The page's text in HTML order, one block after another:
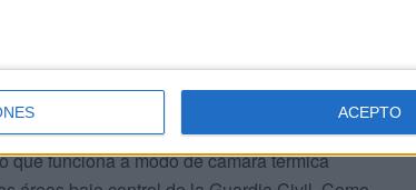
ACEPTO
medios bastantes buenos, no nos
Rubén mientras revisa cada detalle de la
donde cree que puede producirse
que funciona a modo de cámara térmica